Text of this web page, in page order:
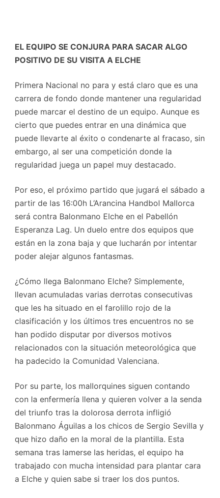
EL EQUIPO SE CONJURA PARA SACAR ALGO
POSITIVO DE SU VISITA A ELCHE
Primera Nacional no para y está claro que es una
carrera de fondo donde mantener una regularidad
puede marcar el destino de un equipo. Aunque es
cierto que puedes entrar en una dinámica que
puede llevarte al éxito o condenarte al fracaso, sin
embargo, al ser una competición donde la
regularidad juega un papel muy destacado.
Por eso, el próximo partido que jugará el sábado a
partir de las 16:00h L’Arancina Handbol Mallorca
será contra Balonmano Elche en el Pabellón
Esperanza Lag. Un duelo entre dos equipos que
están en la zona baja y que lucharán por intentar
poder alejar algunos fantasmas.
¿Cómo llega Balonmano Elche? Simplemente,
llevan acumuladas varias derrotas consecutivas
que les ha situado en el farolillo rojo de la
clasificación y los últimos tres encuentros no se
han podido disputar por diversos motivos
relacionados con la situación meteorológica que
ha padecido la Comunidad Valenciana.
Por su parte, los mallorquines siguen contando
con la enfermería llena y quieren volver a la senda
del triunfo tras la dolorosa derrota infligió
Balonmano Águilas a los chicos de Sergio Sevilla y
que hizo daño en la moral de la plantilla. Esta
semana tras lamerse las heridas, el equipo ha
trabajado con mucha intensidad para plantar cara
a Elche y quien sabe si traer los dos puntos.